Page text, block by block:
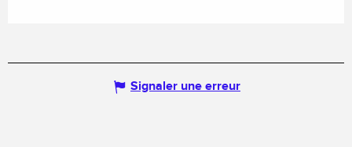
Signaler une erreur